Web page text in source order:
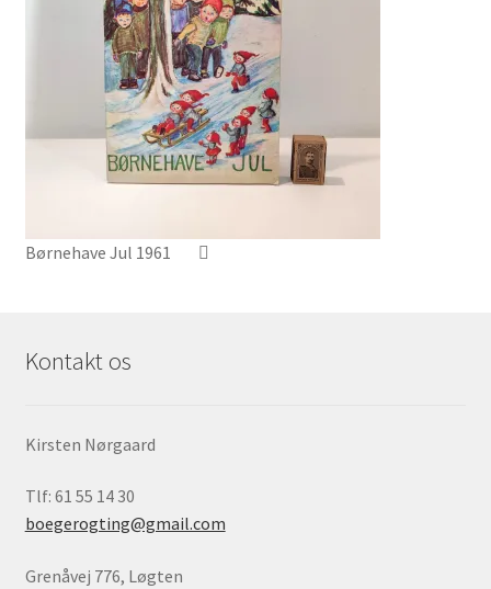
Børnehave Jul 1961
Kontakt os
Kirsten Nørgaard
Tlf: 61 55 14 30
boegerogting@gmail.com
Grenåvej 776, Løgten